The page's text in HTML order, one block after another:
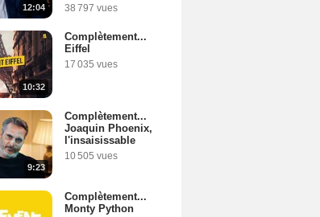
12:04 38 797 vues
10:32
Complètement...
Eiffel
17 035 vues
9:23
Complètement...
Joaquin Phoenix,
l'insaisissable
10 505 vues
Complètement...
Monty Python